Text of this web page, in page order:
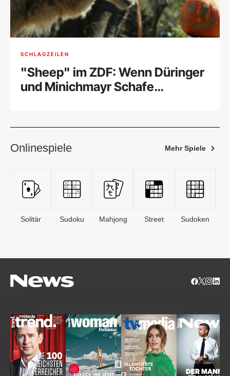
SCHLAGZEILEN
"Sheep" im ZDF: Wenn Düringer
und Minichmayr Schafe
Onlinespiele Mehr Spiele
Solitär Sudoku Mahjong Street Sudoken